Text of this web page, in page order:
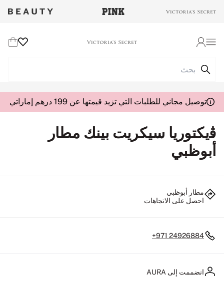
توصيل مجاني للطلبات التي تزيد قيمتها عن 199 درهم إماراتي
ﭬيكتوريا سيكريت بينك مطار
أبوظبي
مطار أبوظبي
احصل على الاتجاهات
+971 24926884
انضممت إلى AURA